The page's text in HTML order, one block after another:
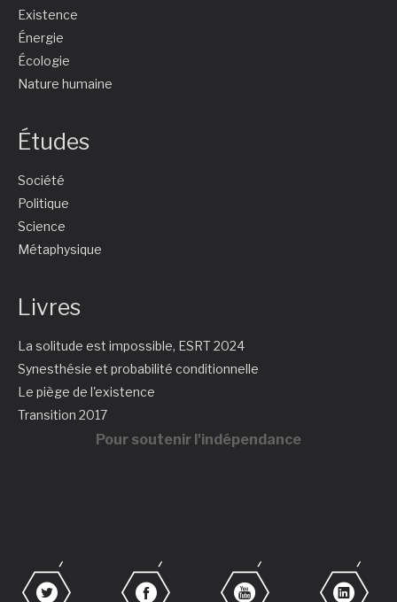
Existence
Énergie
Écologie
Nature humaine
Études
Société
Politique
Science
Métaphysique
Livres
La solitude est impossible, ESRT 2024
Synesthésie et probabilité conditionnelle
Le piège de l'existence
Transition 2017
Pour soutenir l'indépendance